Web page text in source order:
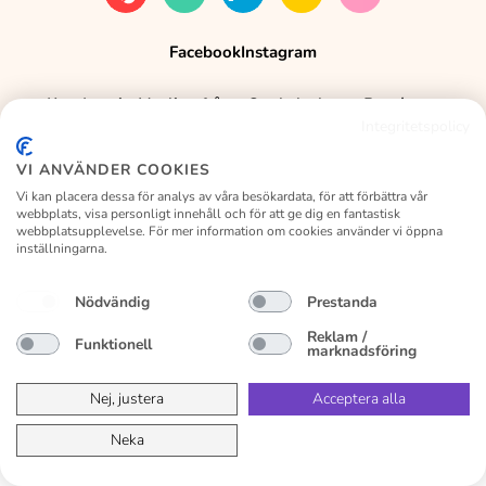
FacebookInstagram
KundserviceVanliga frågorOm kalaslagretByte/retur
VI ANVÄNDER COOKIES
Vi kan placera dessa för analys av våra besökardata, för att förbättra vår
webbplats, visa personligt innehåll och för att ge dig en fantastisk
webbplatsupplevelse. För mer information om cookies använder vi öppna
inställningarna.
Nödvändig Prestanda
Funktionell Reklam /
marknadsföring
Nej, justera
Acceptera alla
Neka